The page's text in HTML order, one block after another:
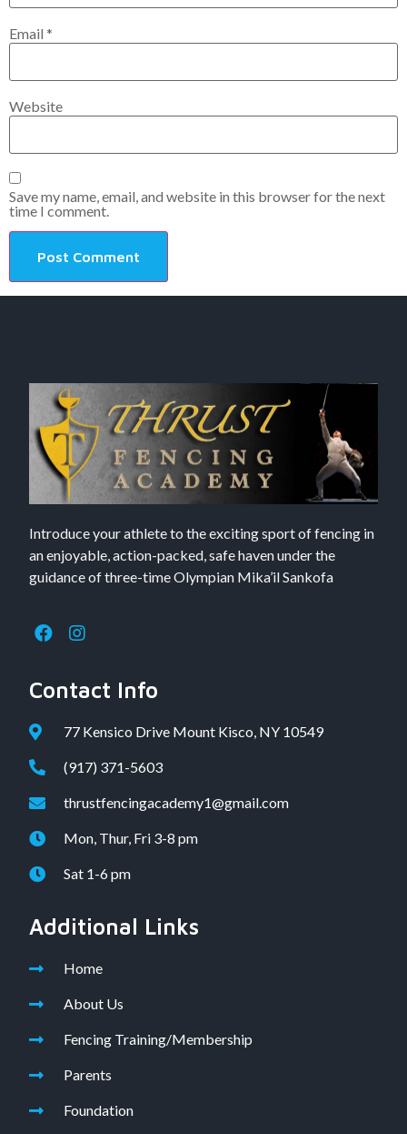
Email *
Website
Save my name, email, and website in this browser for the next
time I comment.
Introduce your athlete to the exciting sport of fencing in
an enjoyable, action-packed, safe haven under the
guidance of three-time Olympian Mika’il Sankofa
Contact Info
77 Kensico Drive Mount Kisco, NY 10549
(917) 371-5603
thrustfencingacademy1@gmail.com
Mon, Thur, Fri 3-8 pm
Sat 1-6 pm
Additional Links
Home
About Us
Fencing Training/Membership
Parents
Foundation